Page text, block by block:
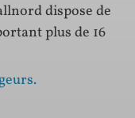
dispose de
plus de 16